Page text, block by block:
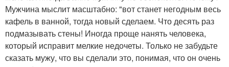
Мужчина мыслит масштабно: "вот станет негодным весь
кафель в ванной, тогда новый сделаем. Что десять раз
подмазывать стены! Иногда проще нанять человека,
который исправит мелкие недочеты. Только не забудьте
сказать мужу, что вы сделали это, понимая, что он очень